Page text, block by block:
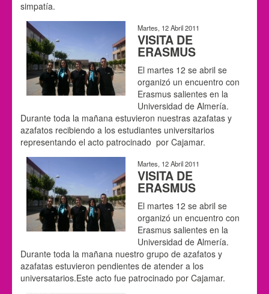
simpatía.
Martes, 12 Abril 2011
VISITA DE
ERASMUS
El martes 12 se abril se
organizó un encuentro con
Erasmus salientes en la
Universidad de Almería.
Durante toda la mañana estuvieron nuestras azafatas y
azafatos recibiendo a los estudiantes universitarios
representando el acto patrocinado por Cajamar.
Martes, 12 Abril 2011
VISITA DE
ERASMUS
El martes 12 se abril se
organizó un encuentro con
Erasmus salientes en la
Universidad de Almería.
Durante toda la mañana nuestro grupo de azafatos y
azafatas estuvieron pendientes de atender a los
universatarios.Este acto fue patrocinado por Cajamar.